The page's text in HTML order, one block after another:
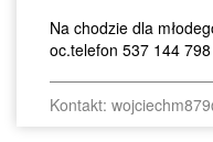
Na chodzie dla
oc.telefon 537 144
Kontakt: